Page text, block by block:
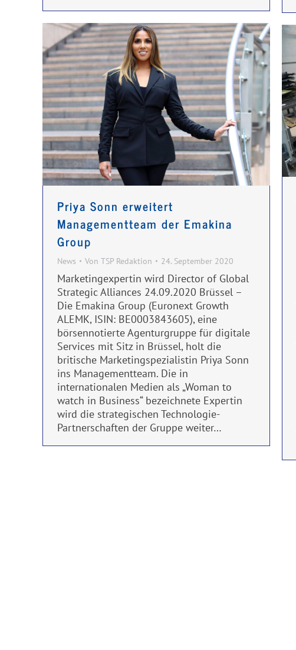
Priya Sonn erweitert
Managementteam der Emakina
Group
News Von TSP Redaktion 24. September 2020
Marketingexpertin wird Director of Global
Strategic Alliances 24.09.2020 Brüssel –
Die Emakina Group (Euronext Growth
ALEMK, ISIN: BE0003843605), eine
börsennotierte Agenturgruppe für digitale
Services mit Sitz in Brüssel, holt die
britische Marketingspezialistin Priya Sonn
ins Managementteam. Die in
internationalen Medien als „Woman to
watch in Business“ bezeichnete Expertin
wird die strategischen Technologie-
Partnerschaften der Gruppe weiter…